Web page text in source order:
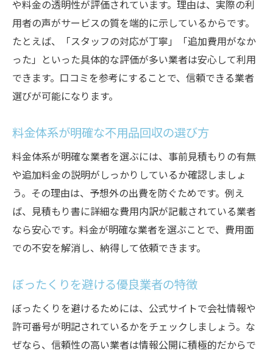
や料金の透明性が評価されています。理由は、実際の利
用者の声がサービスの質を端的に示しているからです。
たとえば、「スタッフの対応が丁寧」「追加費用がなか
った」といった具体的な評価が多い業者は安心して利用
できます。口コミを参考にすることで、信頼できる業者
選びが可能になります。
料金体系が明確な不用品回収の選び方
料金体系が明確な業者を選ぶには、事前見積もりの有無
や追加料金の説明がしっかりしているか確認しましょ
う。その理由は、予想外の出費を防ぐためです。例え
ば、見積もり書に詳細な費用内訳が記載されている業者
なら安心です。料金が明確な業者を選ぶことで、費用面
での不安を解消し、納得して依頼できます。
ぼったくりを避ける優良業者の特徴
ぼったくりを避けるためには、公式サイトで会社情報や
許可番号が明記されているかをチェックしましょう。な
ぜなら、信頼性の高い業者は情報公開に積極的だからで